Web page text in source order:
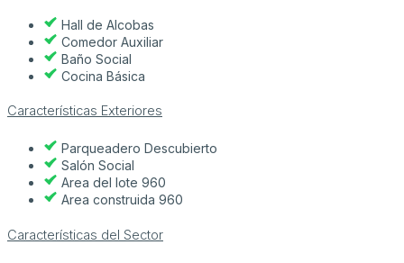
Hall de Alcobas
Comedor Auxiliar
Baño Social
Cocina Básica
Características Exteriores
Parqueadero Descubierto
Salón Social
Area del lote 960
Area construida 960
Características del Sector